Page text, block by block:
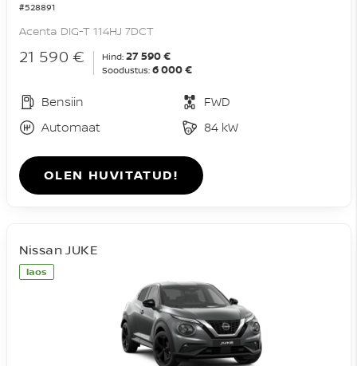
#528891
Acenta DIG-T 114HJ 7DCT
21 590 € Hind: 27 590 €
Soodustus: 6 000 €
Bensiin
FWD
Automaat
84 kW
OLEN HUVITATUD!
laos
Nissan JUKE